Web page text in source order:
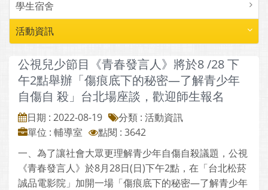
學生宿舍
活動資訊
公視兒少節目《青春發言人》將於8 /28 下
午2點舉辦「傷痕底下的秘密—了解青少年
自傷自 殺」台北場座談，歡迎師生報名
日期 : 2022-08-19
分類 : 活動資訊
單位 : 輔導室
點閱 : 3642
一、為了讓社會大眾更理解青少年自傷自殺議題，公視
《青春發言人》於8月28日(日)下午2點，在「台北松菸
誠品電影院」加開一場「傷痕底下的秘密—了解青少年